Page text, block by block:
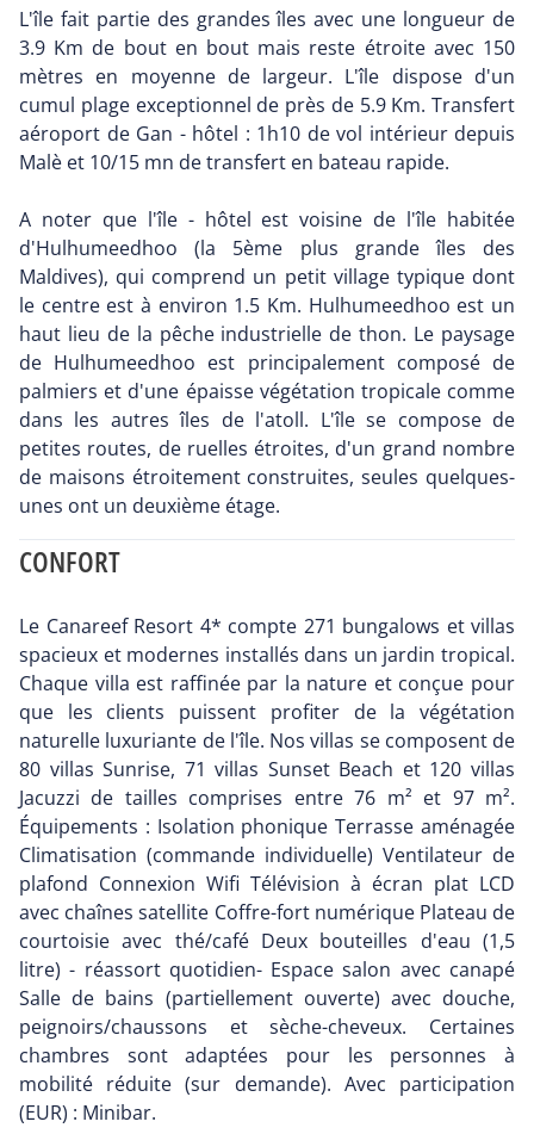
L'île fait partie des grandes îles avec une longueur de
3.9 Km de bout en bout mais reste étroite avec 150
mètres en moyenne de largeur. L'île dispose d'un
cumul plage exceptionnel de près de 5.9 Km. Transfert
aéroport de Gan - hôtel : 1h10 de vol intérieur depuis
Malè et 10/15 mn de transfert en bateau rapide.
A noter que l'île - hôtel est voisine de l'île habitée
d'Hulhumeedhoo (la 5ème plus grande îles des
Maldives), qui comprend un petit village typique dont
le centre est à environ 1.5 Km. Hulhumeedhoo est un
haut lieu de la pêche industrielle de thon. Le paysage
de Hulhumeedhoo est principalement composé de
palmiers et d'une épaisse végétation tropicale comme
dans les autres îles de l'atoll. L'île se compose de
petites routes, de ruelles étroites, d'un grand nombre
de maisons étroitement construites, seules quelques-
unes ont un deuxième étage.
CONFORT
Le Canareef Resort 4* compte 271 bungalows et villas
spacieux et modernes installés dans un jardin tropical.
Chaque villa est raffinée par la nature et conçue pour
que les clients puissent profiter de la végétation
naturelle luxuriante de l'île. Nos villas se composent de
80 villas Sunrise, 71 villas Sunset Beach et 120 villas
Jacuzzi de tailles comprises entre 76 m² et 97 m².
Équipements : Isolation phonique Terrasse aménagée
Climatisation (commande individuelle) Ventilateur de
plafond Connexion Wifi Télévision à écran plat LCD
avec chaînes satellite Coffre-fort numérique Plateau de
courtoisie avec thé/café Deux bouteilles d'eau (1,5
litre) - réassort quotidien- Espace salon avec canapé
Salle de bains (partiellement ouverte) avec douche,
peignoirs/chaussons et sèche-cheveux. Certaines
chambres sont adaptées pour les personnes à
mobilité réduite (sur demande). Avec participation
(EUR) : Minibar.